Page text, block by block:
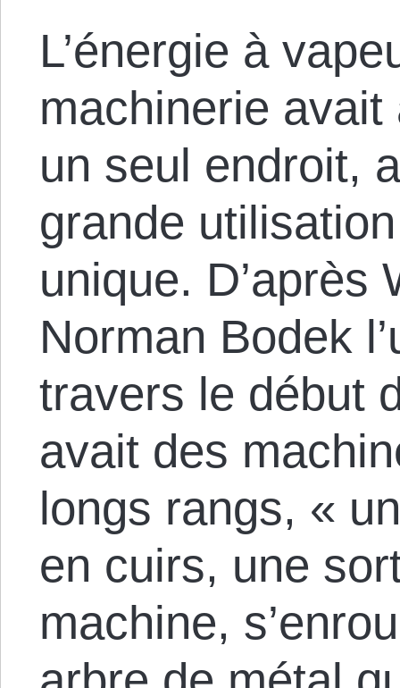
L’énergie à
machinerie
un seul endroit,
grande
unique. D’après
Norman Bodek
travers le début
avait des
longs rangs, «
en cuirs, une
machine,